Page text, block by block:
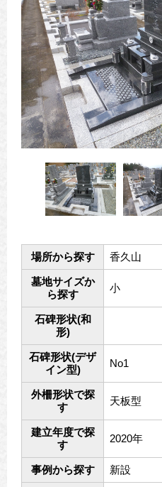
場所から探す 香久山
墓地サイズか
ら探す
小
石碑形状(和
形)
石碑形状(デザ
イン型)
No1
外柵形状で探
す
天板型
建立年度で探
す
2020年
事例から探す 新設